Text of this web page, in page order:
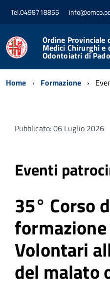
Tel.0498718855
Ordine Provinciale
Medici Chirurghi e
Odontoiatri di
Home Formazione
Pubblicato: 06 Luglio 2026
Eventi
35° Corso
Volontari
del malato